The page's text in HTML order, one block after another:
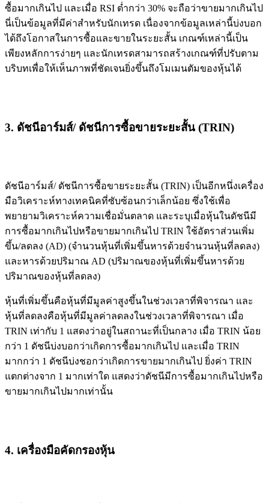
ซื้อมากเกินไป และเมื่อ RSI ต่ำกว่า 30% จะถือว่าขายมากเกินไป
นี่เป็นข้อมูลที่มีค่าสำหรับนักเทรด เนื่องจากข้อมูลเหล่านี้บ่งบอก
ได้ถึงโอกาสในการซื้อและขายในระยะสั้น เกณฑ์เหล่านี้เป็น
เพียงหลักการง่ายๆ และนักเทรดสามารถสร้างเกณฑ์ที่ปรับตาม
บริบทเพื่อให้เห็นภาพที่ชัดเจนยิ่งขึ้นถึงโมเมนตัมของหุ้นได้
3. ดัชนีอาร์มส์/ ดัชนีการซื้อขายระยะสั้น (TRIN)
ดัชนีอาร์มส์/ ดัชนีการซื้อขายระยะสั้น (TRIN) เป็นอีกหนึ่งเครื่อง
มือวิเคราะห์ทางเทคนิคที่ซับซ้อนกว่าเล็กน้อย ซึ่งใช้เพื่อ
พยายามวิเคราะห์ความเชื่อมั่นตลาด และระบุเมื่อหุ้นในดัชนีมี
การซื้อมากเกินไปหรือขายมากเกินไป TRIN ใช้อัตราส่วนเพิ่ม
ขึ้น/ลดลง (AD) (จำนวนหุ้นที่เพิ่มขึ้นหารด้วยจำนวนหุ้นที่ลดลง)
และหารด้วยปริมาณ AD (ปริมาณของหุ้นที่เพิ่มขึ้นหารด้วย
ปริมาณของหุ้นที่ลดลง)
หุ้นที่เพิ่มขึ้นคือหุ้นที่มีมูลค่าสูงขึ้นในช่วงเวลาที่พิจารณา และ
หุ้นที่ลดลงคือหุ้นที่มีมูลค่าลดลงในช่วงเวลาที่พิจารณา เมื่อ
TRIN เท่ากับ 1 แสดงว่าอยู่ในสถานะที่เป็นกลาง เมื่อ TRIN น้อย
กว่า 1 ดัชนีบ่งบอกว่าเกิดการซื้อมากเกินไป และเมื่อ TRIN
มากกว่า 1 ดัชนีบ่งชอกว่าเกิดการขายมากเกินไป ยิ่งค่า TRIN
แตกต่างจาก 1 มากเท่าใด แสดงว่าดัชนีมีการซื้อมากเกินไปหรือ
ขายมากเกินไปมากเท่านั้น
4. เครื่องมือคัดกรองหุ้น